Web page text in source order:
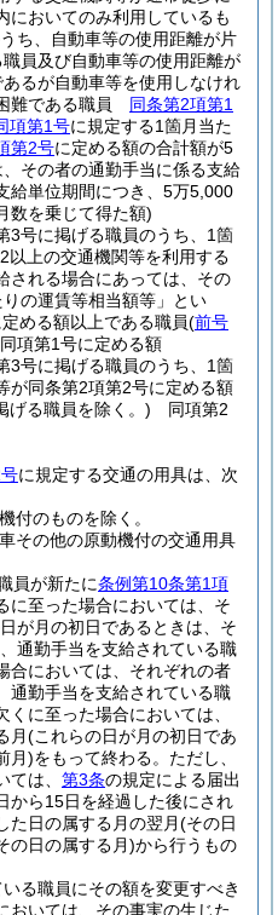
においてのみ利用しているも
ち、自動車等の使用距離が片
員及び自動車等の使用距離が
るが自動車等を使用しなけれ
難である職員 同条第2項第1
項第1号に規定する1箇月当た
第2号に定める額の合計額が5
その者の通勤手当に係る支給
給単位期間につき、5万5,000
数を乗じて得た額)
3号に掲げる職員のうち、1箇
以上の交通機関等を利用する
される場合にあっては、その
の運賃等相当額等」とい
める額以上である職員(前号
項第1号に定める額
3号に掲げる職員のうち、1箇
が同条第2項第2号に定める額
げる職員を除く。) 同項第2
に規定する交通の用具は、次
付のものを除く。
その他の原動機付の交通用具
員が新たに条例第10条第1項
に至った場合においては、そ
が月の初日であるときは、そ
通勤手当を支給されている職
合においては、それぞれの者
通勤手当を支給されている職
くに至った場合においては、
月(これらの日が月の初日であ
月)をもって終わる。 ただし、
は、 第3条の規定による届出
から15日を経過した後にされ
た日の属する月の翌月(その日
の日の属する月)から行うもの
る職員にその額を変更すべき
おいては、その事実の生じた